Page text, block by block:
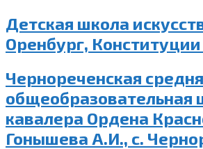
Детская школа
Оренбург,
Чернореченская
общеобразовательная
кавалера Ордена
Гонышева А.И., с.